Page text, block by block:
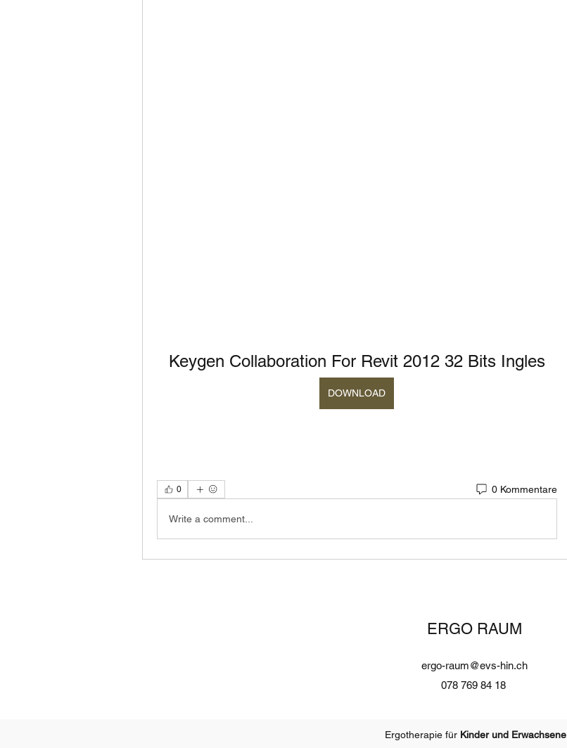
Keygen Collaboration For Revit 2012 32 Bits Ingles
DOWNLOAD
0 0 Kommentare
Write a comment...
ERGO RAUM
ergo-raum@evs-hin.ch
078 769 84 18
Ergotherapie für Kinder und Erwachsene